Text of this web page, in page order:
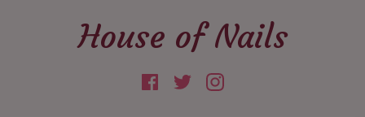
House of Nails